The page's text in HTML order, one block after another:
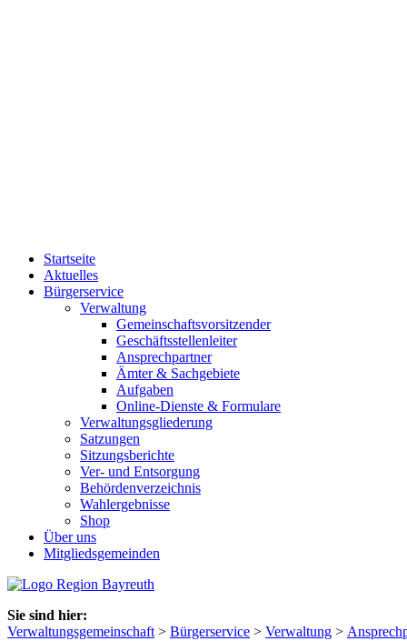
Startseite
Aktuelles
Bürgerservice
Verwaltung
Gemeinschaftsvorsitzender
Geschäftsstellenleiter
Ansprechpartner
Ämter & Sachgebiete
Aufgaben
Online-Dienste & Formulare
Verwaltungsgliederung
Satzungen
Sitzungsberichte
Ver- und Entsorgung
Behördenverzeichnis
Wahlergebnisse
Shop
Über uns
Mitgliedsgemeinden
Sie sind hier:
Verwaltungsgemeinschaft > Bürgerservice > Verwaltung >